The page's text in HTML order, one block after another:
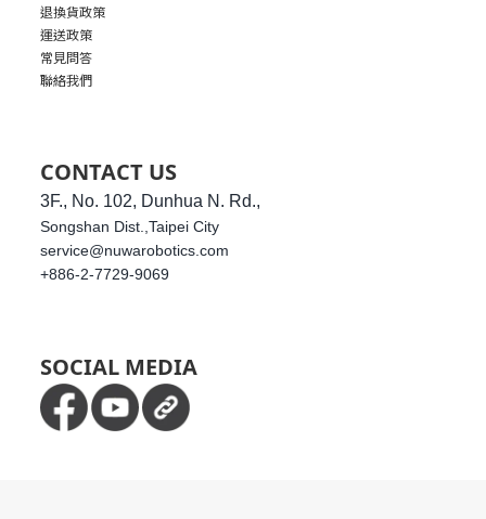
退換貨政策
運送政策
常見問答
聯絡我們
CONTACT US
3F., No. 102, Dunhua N. Rd.,
Songshan Dist., Taipei City
service@nuwarobotics.com
+886-2-7729-9069
SOCIAL MEDIA